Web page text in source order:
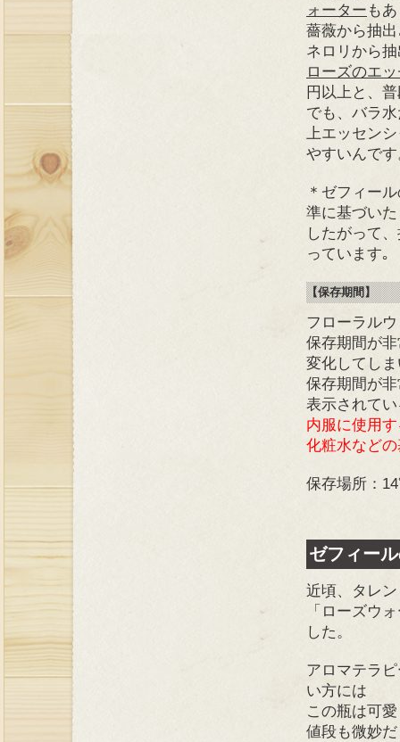
ォーター も
薔薇から抽
ネロリから
ローズのエ
円以上と、
でも、バラ
上エッセン
やすいんで
＊ゼフィー
準に基づい
したがって
っています｡
【保存期間】
フローラル
保存期間が
変化してし
保存期間が
表示されて
内服に使用
化粧水など
保存場所：
ゼフィー
近頃、タレ
「ローズウ
した。
アロマテラ
い方には
この瓶は可
値段も微妙